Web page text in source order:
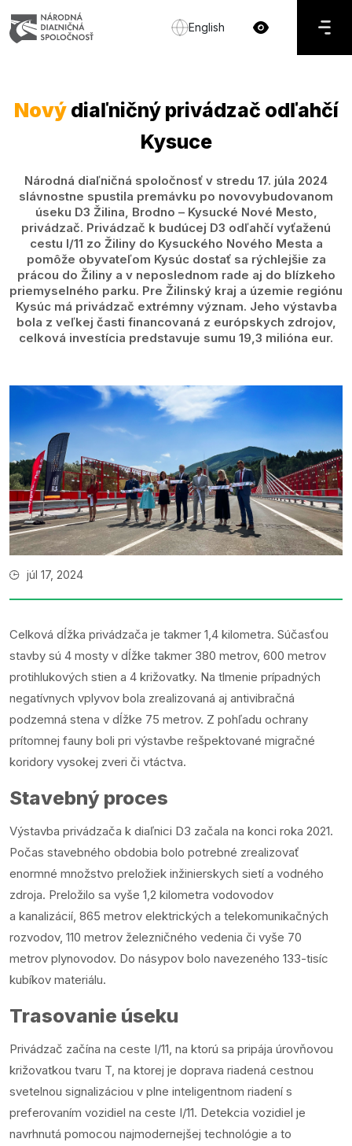
English
Novýdiaľničný privádzač odľahčí
Kysuce
Národná diaľničná spoločnosť v stredu 17. júla 2024
slávnostne spustila premávku po novovybudovanom
úseku D3 Žilina, Brodno – Kysucké Nové Mesto,
privádzač. Privádzač k budúcej D3 odľahčí vyťaženú
cestu I/11 zo Žiliny do Kysuckého Nového Mesta a
pomôže obyvateľom Kysúc dostať sa rýchlejšie za
prácou do Žiliny a v neposlednom rade aj do blízkeho
priemyselného parku. Pre Žilinský kraj a územie regiónu
Kysúc má privádzač extrémny význam. Jeho výstavba
bola z veľkej časti financovaná z európskych zdrojov,
celková investícia predstavuje sumu 19,3 milióna eur.
júl 17, 2024
Celková dĺžka privádzača je takmer 1,4 kilometra. Súčasťou
stavby sú 4 mosty v dĺžke takmer 380 metrov, 600 metrov
protihlukových stien a 4 križovatky. Na tlmenie prípadných
negatívnych vplyvov bola zrealizovaná aj antivibračná
podzemná stena v dĺžke 75 metrov. Z pohľadu ochrany
prítomnej fauny boli pri výstavbe rešpektované migračné
koridory vysokej zveri či vtáctva.
Stavebný proces
Výstavba privádzača k diaľnici D3 začala na konci roka 2021.
Počas stavebného obdobia bolo potrebné zrealizovať
enormné množstvo preložiek inžinierskych sietí a vodného
zdroja. Preložilo sa vyše 1,2 kilometra vodovodov
a kanalizácií, 865 metrov elektrických a telekomunikačných
rozvodov, 110 metrov železničného vedenia či vyše 70
metrov plynovodov. Do násypov bolo navezeného 133-tisíc
kubíkov materiálu.
Trasovanie úseku
Privádzač začína na ceste I/11, na ktorú sa pripája úrovňovou
križovatkou tvaru T, na ktorej je doprava riadená cestnou
svetelnou signalizáciou v plne inteligentnom riadení s
preferovaním vozidiel na ceste I/11. Detekcia vozidiel je
navrhnutá pomocou najmodernejšej technológie a to